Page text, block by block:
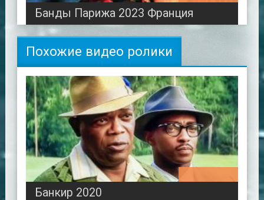
Банды Парижа 2023 Франция
Похожие видео ролики
Банкир 2020